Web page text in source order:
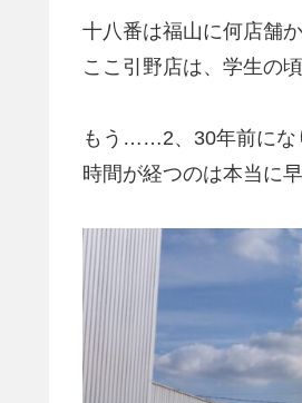
十八番は福山に何店舗
ここ引野店は、学生の
もう……2、30年前にな
時間が経つのは本当に早